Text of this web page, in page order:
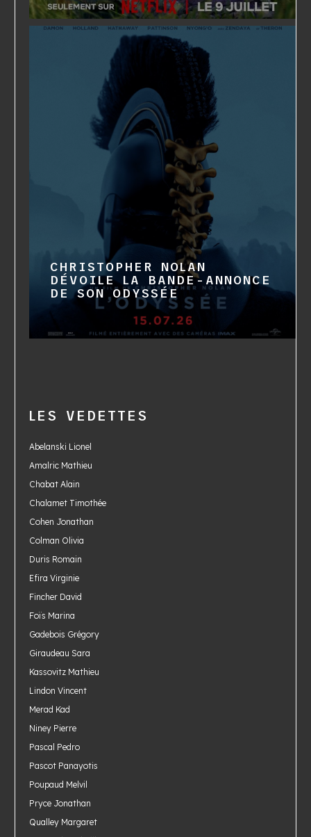
CHRISTOPHER NOLAN
DÉVOILE LA BANDE-ANNONCE
DE SON ODYSSÉE
LES VEDETTES
Abelanski Lionel
Amalric Mathieu
Chabat Alain
Chalamet Timothée
Cohen Jonathan
Colman Olivia
Duris Romain
Efira Virginie
Fincher David
Foïs Marina
Gadebois Grégory
Giraudeau Sara
Kassovitz Mathieu
Lindon Vincent
Merad Kad
Niney Pierre
Pascal Pedro
Pascot Panayotis
Poupaud Melvil
Pryce Jonathan
Qualley Margaret